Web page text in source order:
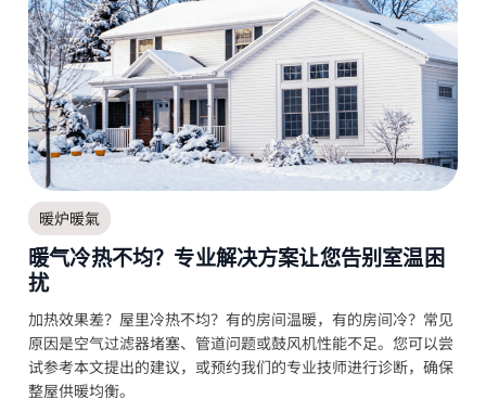
暖炉暖氣
暖气冷热不均？专业解决方案让您告别室温困
扰
加热效果差？屋里冷热不均？有的房间温暖，有的房间冷？常见
原因是空气过滤器堵塞、管道问题或鼓风机性能不足。您可以尝
试参考本文提出的建议，或预约我们的专业技师进行诊断，确保
整屋供暖均衡。